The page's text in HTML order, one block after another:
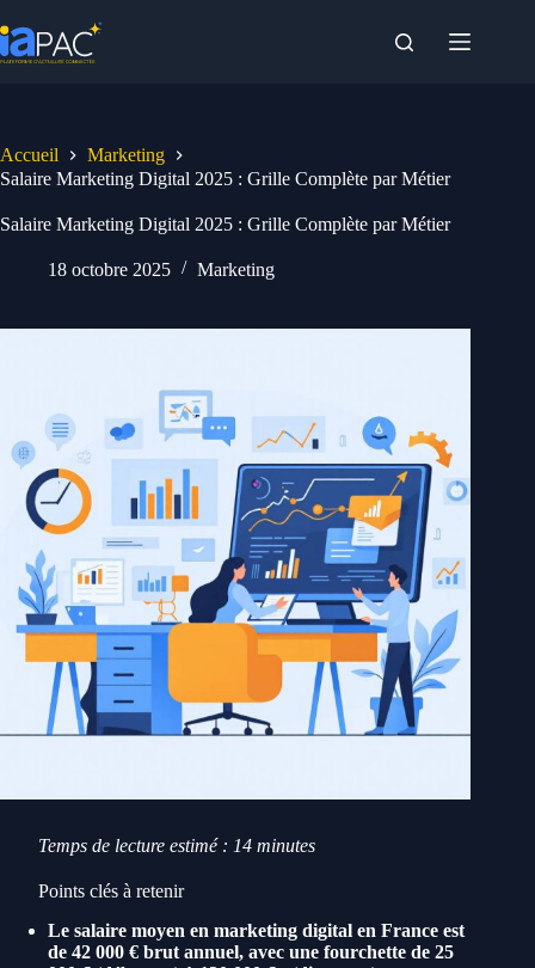
au
contenu
Accueil
Marketing
Salaire Marketing Digital 2025 : Grille Complète par Métier
Salaire Marketing Digital 2025 : Grille Complète par Métier
18 octobre 2025 Marketing
Temps de lecture estimé : 14 minutes
Points clés à retenir
Le salaire moyen en marketing digital en France est
de 42 000 € brut annuel, avec une fourchette de 25